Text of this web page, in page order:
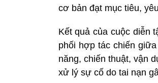
cơ bản đạt mục tiêu,
Kết quả của cuộc diễn
phối hợp tác chiến
năng, chiến thuật, vận
xử lý sự cố do tai nạn